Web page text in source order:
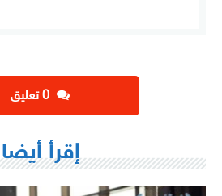
إقرأ أيضا